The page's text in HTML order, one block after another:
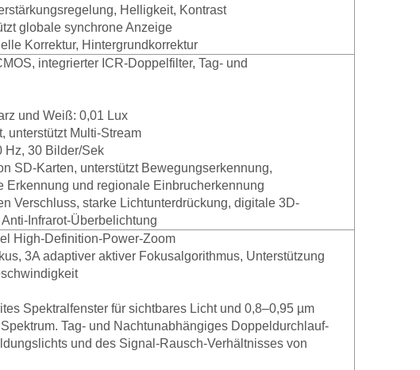
Helligkeit, Kontrast
globale synchrone Anzeige
Korrektur, Hintergrundkorrektur
integrierter ICR-Doppelfilter, Tag- und
und Weiß: 0,01 Lux
unterstützt Multi-Stream
Hz, 30 Bilder/Sek
SD-Karten, unterstützt Bewegungserkennung,
Erkennung und regionale Einbrucherkennung
Verschluss, starke Lichtunterdrückung, digitale 3D-
Infrarot-Überbelichtung
High-Definition-Power-Zoom
3A adaptiver aktiver Fokusalgorithmus, Unterstützung
Spektralfenster für sichtbares Licht und 0,8–0,95 µm
Tag- und Nachtunabhängiges Doppeldurchlauf-
und des Signal-Rausch-Verhältnisses von